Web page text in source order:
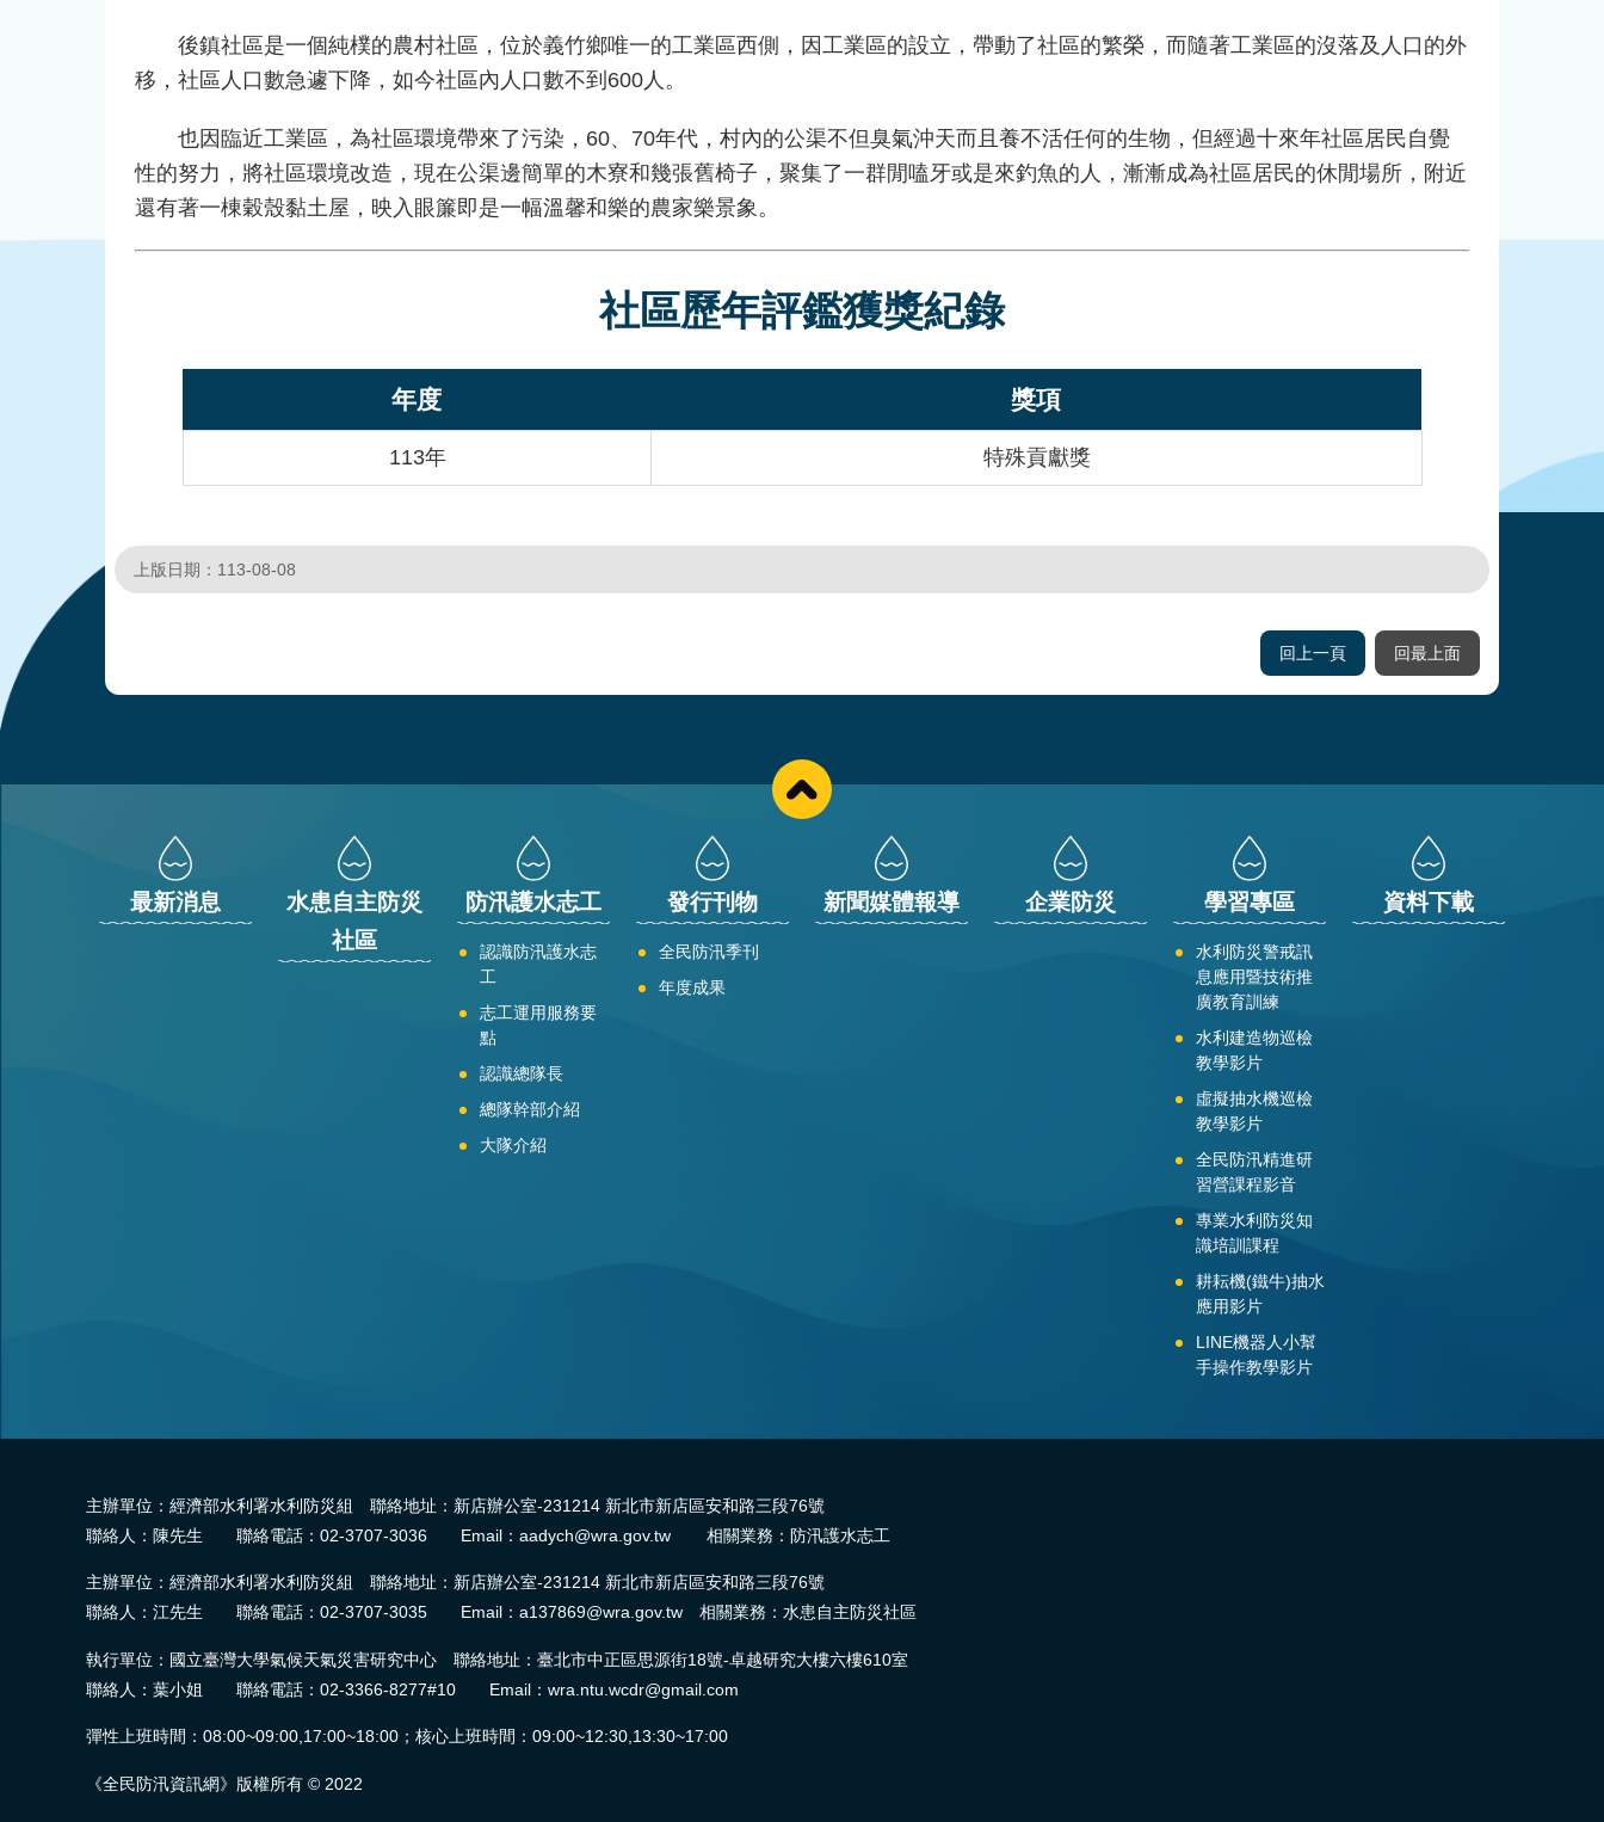
後鎮社區是一個純樸的農村社區，位於義竹鄉唯一的工業區西側，因工業區的設立，帶動了社區的繁榮，而隨著工業區的沒落及人口的外
移，社區人口數急遽下降，如今社區內人口數不到600人。
也因臨近工業區，為社區環境帶來了污染，60、70年代，村內的公渠不但臭氣沖天而且養不活任何的生物，但經過十來年社區居民自覺
性的努力，將社區環境改造，現在公渠邊簡單的木寮和幾張舊椅子，聚集了一群閒嗑牙或是來釣魚的人，漸漸成為社區居民的休閒場所，附近
還有著一棟穀殼黏土屋，映入眼簾即是一幅溫馨和樂的農家樂景象。
社區歷年評鑑獲獎紀錄
年度 獎項
113年 特殊貢獻獎
上版日期：113-08-08
回上一頁 回最上面
最新消息
水患自主防災
社區
防汛護水志工
認識防汛護水志
工
志工運用服務要
點
認識總隊長
總隊幹部介紹
大隊介紹
發行刊物
全民防汛季刊
年度成果
新聞媒體報導 企業防災 學習專區
水利防災警戒訊
息應用暨技術推
廣教育訓練
水利建造物巡檢
教學影片
虛擬抽水機巡檢
教學影片
全民防汛精進研
習營課程影音
專業水利防災知
識培訓課程
耕耘機(鐵牛)抽水
應用影片
LINE機器人小幫
手操作教學影片
資料下載
主辦單位：經濟部水利署水利防災組 聯絡地址：新店辦公室-231214 新北市新店區安和路三段76號
聯絡人：陳先生 聯絡電話：02-3707-3036 Email：aadych@wra.gov.tw 相關業務：防汛護水志工
主辦單位：經濟部水利署水利防災組 聯絡地址：新店辦公室-231214 新北市新店區安和路三段76號
聯絡人：江先生 聯絡電話：02-3707-3035 Email：a137869@wra.gov.tw 相關業務：水患自主防災社區
執行單位：國立臺灣大學氣候天氣災害研究中心 聯絡地址：臺北市中正區思源街18號-卓越研究大樓六樓610室
聯絡人：葉小姐 聯絡電話：02-3366-8277#10 Email：wra.ntu.wcdr@gmail.com
彈性上班時間：08:00~09:00,17:00~18:00；核心上班時間：09:00~12:30,13:30~17:00
《全民防汛資訊網》版權所有 © 2022